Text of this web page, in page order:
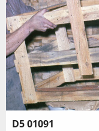
D5 01091